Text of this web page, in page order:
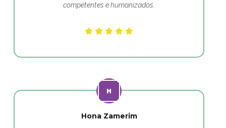
competentes e humanizados.
Hona Zamerim